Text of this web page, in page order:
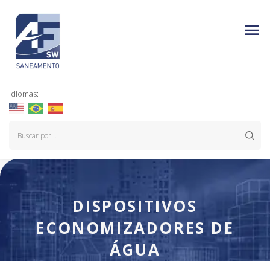
Idiomas:
DISPOSITIVOS
ECONOMIZADORES DE
ÁGUA